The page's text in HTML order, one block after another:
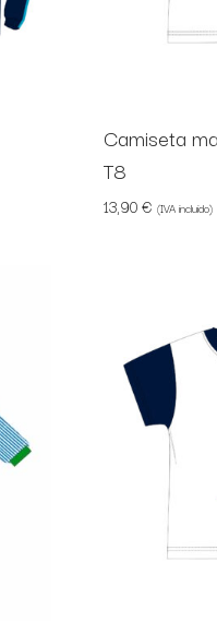
Camiseta
T8
13,90€ (IVA incluido)